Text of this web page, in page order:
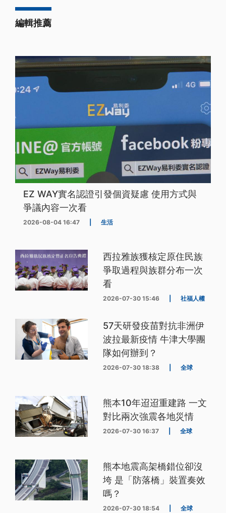
編輯推薦
EZ WAY實名認證引發個資疑慮 使用方式與
爭議內容一次看
2026-08-04 16:47 生活
西拉雅族獲核定原住民族
爭取過程與族群分布一次
看
2026-07-30 15:46 社福人權
57天研發疫苗對抗非洲伊
波拉最新疫情 牛津大學團
隊如何辦到？
2026-07-30 18:38 全球
熊本10年迢迢重建路 一文
對比兩次強震各地災情
2026-07-30 16:37 全球
熊本地震高架橋錯位卻沒
垮 是「防落橋」裝置奏效
嗎？
2026-07-30 18:54 全球